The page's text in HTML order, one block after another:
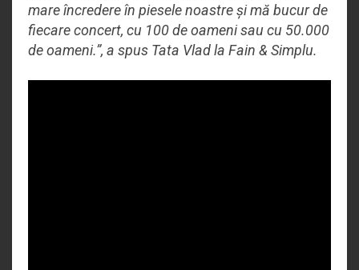
mare încredere în piesele noastre și mă bucur de
fiecare concert, cu 100 de oameni sau cu 50.000
de oameni.”, a spus Tata Vlad la Fain & Simplu.